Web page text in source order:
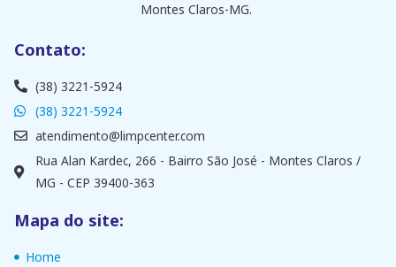
Montes Claros-MG.
Contato:
(38) 3221-5924
(38) 3221-5924
atendimento@limpcenter.com
Rua Alan Kardec, 266 - Bairro São José - Montes Claros /
MG - CEP 39400-363
Mapa do site:
Home